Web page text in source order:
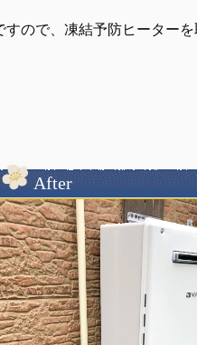
ので、凍結予防ヒーター
After